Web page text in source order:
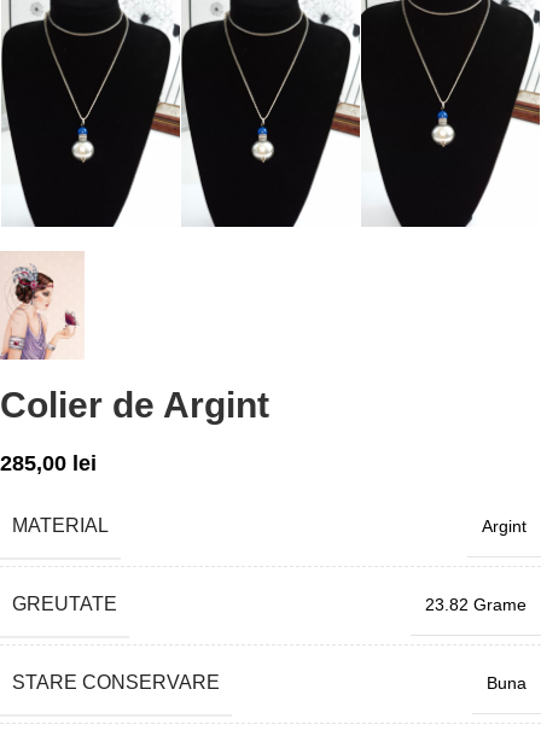
Colier de Argint
285,00 lei
MATERIAL Argint
GREUTATE 23.82 Grame
STARE CONSERVARE Buna